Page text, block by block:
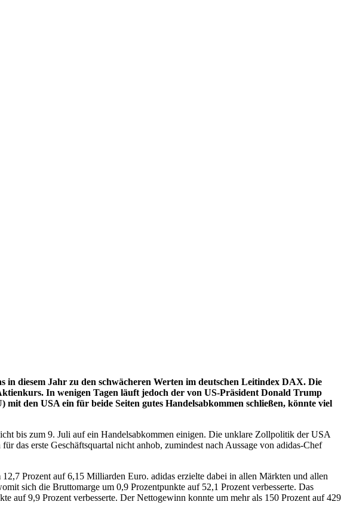
diesem Jahr zu den schwächeren Werten im deutschen Leitindex DAX. Die
In wenigen Tagen läuft jedoch der von US-Präsident Donald Trump
den USA ein für beide Seiten gutes Handelsabkommen schließen, könnte viel
bis zum 9. Juli auf ein Handelsabkommen einigen. Die unklare Zollpolitik der USA
das erste Geschäftsquartal nicht anhob, zumindest nach Aussage von adidas-Chef
Prozent auf 6,15 Milliarden Euro. adidas erzielte dabei in allen Märkten und allen
sich die Bruttomarge um 0,9 Prozentpunkte auf 52,1 Prozent verbesserte. Das
auf 9,9 Prozent verbesserte. Der Nettogewinn konnte um mehr als 150 Prozent auf 429